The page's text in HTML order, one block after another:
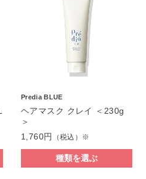
Predia BLUE
ヘアマスク クレイ ＜230g
＞
1,760円
（税込）※
種類を選ぶ